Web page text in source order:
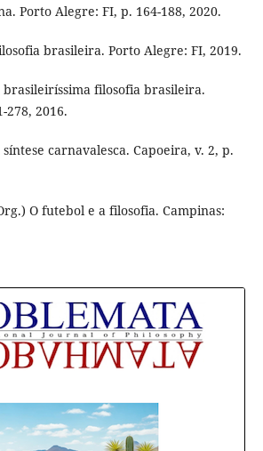
Porto Alegre: FI, p. 164-188, 2020.
brasileira. Porto Alegre: FI, 2019.
brasileiríssima filosofia brasileira.
278, 2016.
síntese carnavalesca. Capoeira, v. 2, p.
O futebol e a filosofia. Campinas: